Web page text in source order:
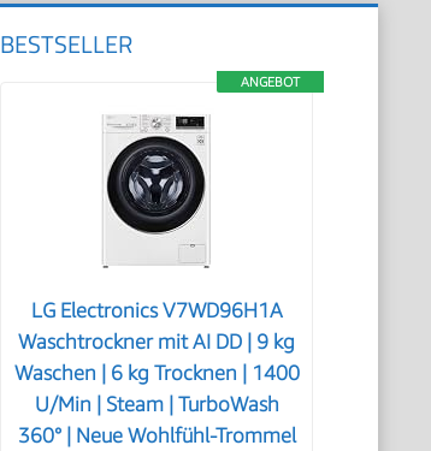
BESTSELLER
ANGEBOT
LG Electronics V7WD96H1A
Waschtrockner mit AI DD | 9 kg
Waschen | 6 kg Trocknen | 1400
U/Min | Steam | TurboWash
360° | Neue Wohlfühl-Trommel